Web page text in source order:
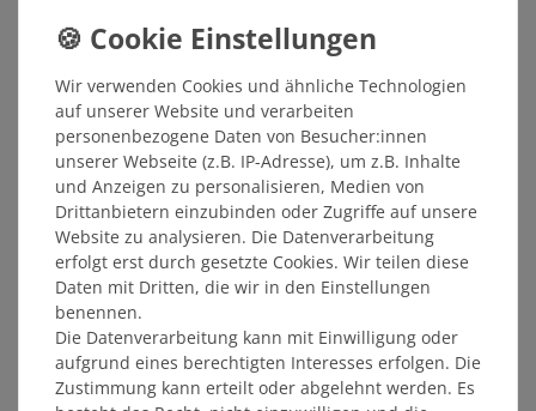
Spieler 25/26 Herren
schwarz
26,24 €
STATT: 34,99 €
Spieler 25/26 Herren
altweiss
26,24 €
STATT: 34,99 €
SONDERANGEBOT
JAKO Freizeit Poloshirt JAKO Freizeit Jacke 25/26
Wir verwenden Cookies und ähnliche Technologien
auf unserer Website und verarbeiten
personenbezogene Daten von Besucher:innen
unserer Webseite (z.B. IP-Adresse), um z.B. Inhalte
und Anzeigen zu personalisieren, Medien von
Drittanbietern einzubinden oder Zugriffe auf unsere
Website zu analysieren. Die Datenverarbeitung
erfolgt erst durch gesetzte Cookies. Wir teilen diese
Daten mit Dritten, die wir in den Einstellungen
benennen.
Die Datenverarbeitung kann mit Einwilligung oder
aufgrund eines berechtigten Interesses erfolgen. Die
Zustimmung kann erteilt oder abgelehnt werden. Es